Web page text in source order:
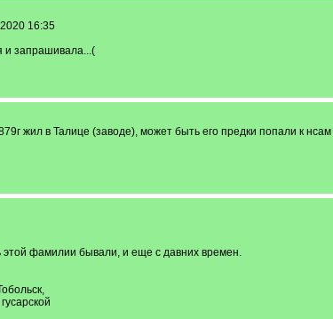
16:35
и запрашивала...(
жил в Талице (заводе), может быть его предки попали к
фамилии бывали, и еще с давних времен.